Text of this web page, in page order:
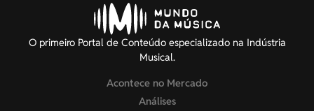
O primeiro Portal de Conteúdo especializado na Indústria
Musical.
Acontece no Mercado
Análises